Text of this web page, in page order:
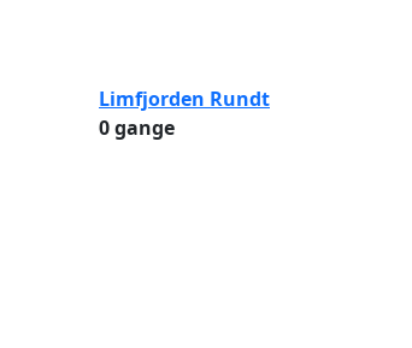
Limfjorden Rundt
0 gange